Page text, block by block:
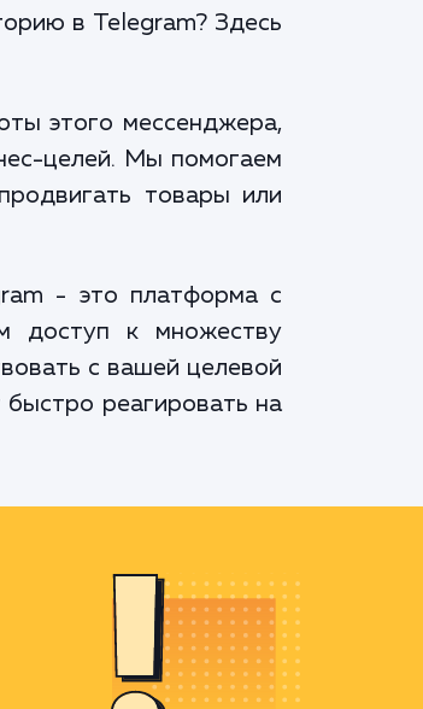
в Telegram? Здесь
этого мессенджера,
целей. Мы помогаем
товары или
- это платформа с
доступ к множеству
с вашей целевой
реагировать на